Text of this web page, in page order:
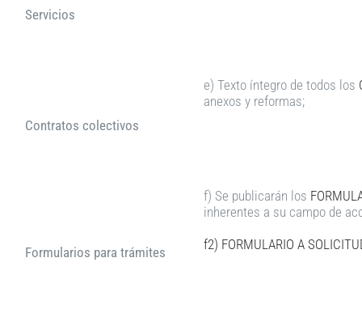
Servicios
Contratos colectivos
e) Texto íntegro de todos los
anexos y reformas;
Formularios para trámites
f) Se publicarán los
inherentes a su campo de
f2) FORMULARIO A